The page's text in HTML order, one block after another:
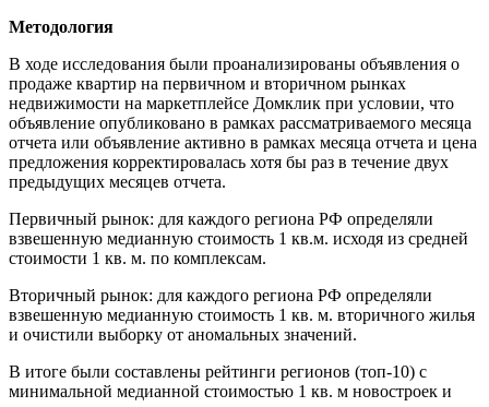
Методология
В ходе исследования были проанализированы объявления о
продаже квартир на первичном и вторичном рынках
недвижимости на маркетплейсе Домклик при условии, что
объявление опубликовано в рамках рассматриваемого месяца
отчета или объявление активно в рамках месяца отчета и цена
предложения корректировалась хотя бы раз в течение двух
предыдущих месяцев отчета.
Первичный рынок: для каждого региона РФ определяли
взвешенную медианную стоимость 1 кв.м. исходя из средней
стоимости 1 кв. м. по комплексам.
Вторичный рынок: для каждого региона РФ определяли
взвешенную медианную стоимость 1 кв. м. вторичного жилья
и очистили выборку от аномальных значений.
В итоге были составлены рейтинги регионов (топ-10) с
минимальной медианной стоимостью 1 кв. м новостроек и